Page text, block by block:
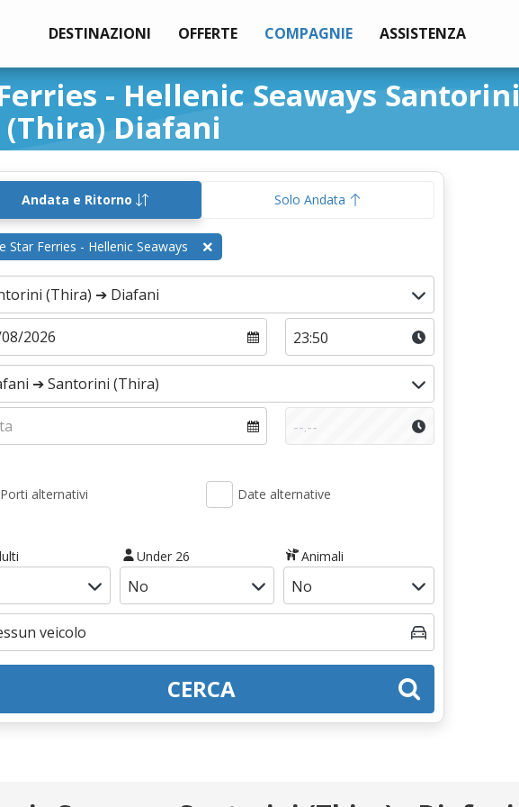
DESTINAZIONI OFFERTE COMPAGNIE ASSISTENZA
- Hellenic Seaways Santorini
(Thira) Diafani
Andata e Ritorno Solo Andata
Star Ferries - Hellenic Seaways
Porti alternativi Date alternative
Under 26 Animali
CERCA